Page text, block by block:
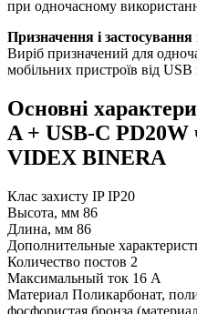
при одночасному
Призначення і застосування
Виріб призначений для
мобільних пристроїв від USB
Основні
A + USB-C PD20W
VIDEX BINERA
Клас захисту IP IP20
Высота, мм 86
Длина, мм 86
Дополнительные
Количество постов 2
Максимальный ток 16 А
Материал Поликарбонат,